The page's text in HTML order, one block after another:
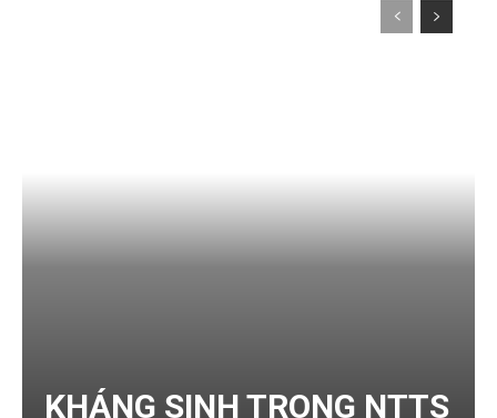
KHÁNG SINH TRONG NTTS